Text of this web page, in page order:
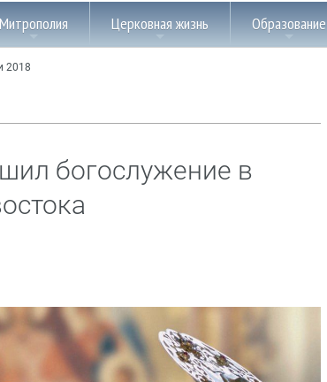
Митрополия Церковная жизнь Образование
2018
богослужение в